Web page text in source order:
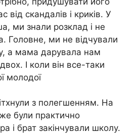
від скандалів і криків. У
ми знали розклад і не
Головне, ми не відчували
а мама дарувала нам
І коли він все-таки
молодої
з полегшенням. На
були практично
і брат закінчували школу.